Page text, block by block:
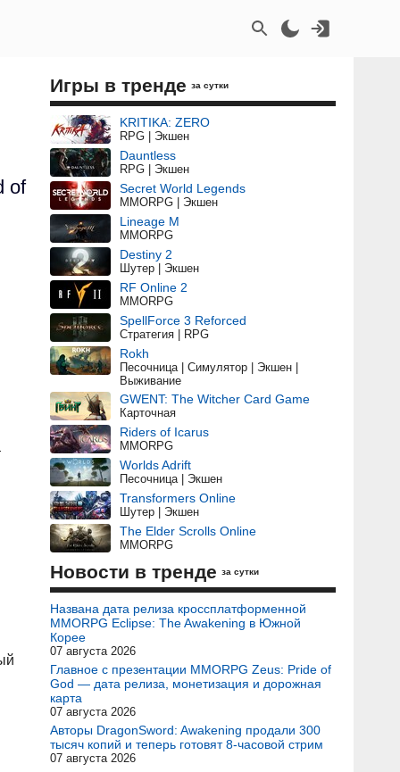
of
Игры в тренде за сутки
KRITIKA: ZERO
RPG | Экшен
Dauntless
RPG | Экшен
Secret World Legends
MMORPG | Экшен
Lineage M
MMORPG
Destiny 2
Шутер | Экшен
RF Online 2
MMORPG
SpellForce 3 Reforced
Стратегия | RPG
Rokh
Песочница | Симулятор | Экшен |
Выживание
GWENT: The Witcher Card Game
Карточная
Riders of Icarus
MMORPG
Worlds Adrift
Песочница | Экшен
Transformers Online
Шутер | Экшен
The Elder Scrolls Online
MMORPG
Новости в тренде за сутки
Названа дата релиза кроссплатформенной
MMORPG Eclipse: The Awakening в Южной
Корее
07 августа 2026
Главное с презентации MMORPG Zeus: Pride of
God — дата релиза, монетизация и дорожная
карта
07 августа 2026
Авторы DragonSword: Awakening продали 300
тысяч копий и теперь готовят 8-часовой стрим
07 августа 2026